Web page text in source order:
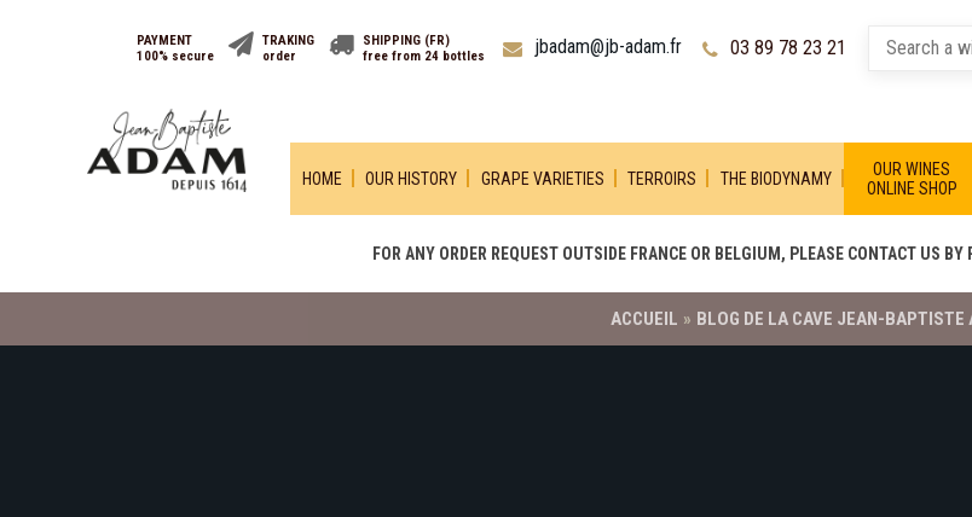
PAYMENT
100% secure
TRAKING
order
SHIPPING (FR)
free from 24 bottles
jbadam@jb-adam.fr 03 89 78 23 21
HOME OUR HISTORY GRAPE VARIETIES TERROIRS THE BIODYNAMY
OUR WINES
ONLINE SHOP
FOR ANY ORDER REQUEST OUTSIDE FRANCE OR BELGIUM, PLEASE CONTACT US
ACCUEIL » BLOG DE LA CAVE JEAN-BAPTISTE